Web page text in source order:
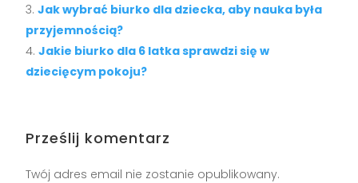
Jak wybrać biurko dla dziecka, aby nauka była
przyjemnością?
Jakie biurko dla 6 latka sprawdzi się w
dziecięcym pokoju?
Prześlij komentarz
Twój adres email nie zostanie opublikowany.